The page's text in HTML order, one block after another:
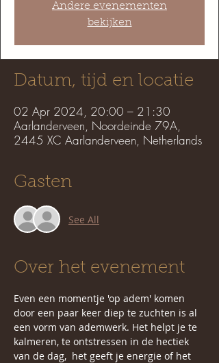
Andere evenementen
bekijken
Datum, tijd en locatie
02 Apr 2024, 20:00 – 21:30
Aarlanderveen, Noordeinde 79A,
2445 XC Aarlanderveen, Netherlands
Gasten
See All
Over het evenement
Even een momentje 'op adem' komen
door een paar keer diep te zuchten is al
een vorm van ademwerk. Het helpt je te
kalmeren, te ontstressen in de hectiek
van de dag,  het geeft je energie of het